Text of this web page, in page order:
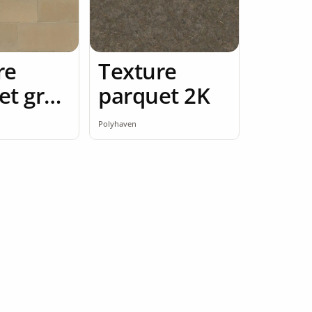
gres
Texture
parquet 2K
Polyhaven